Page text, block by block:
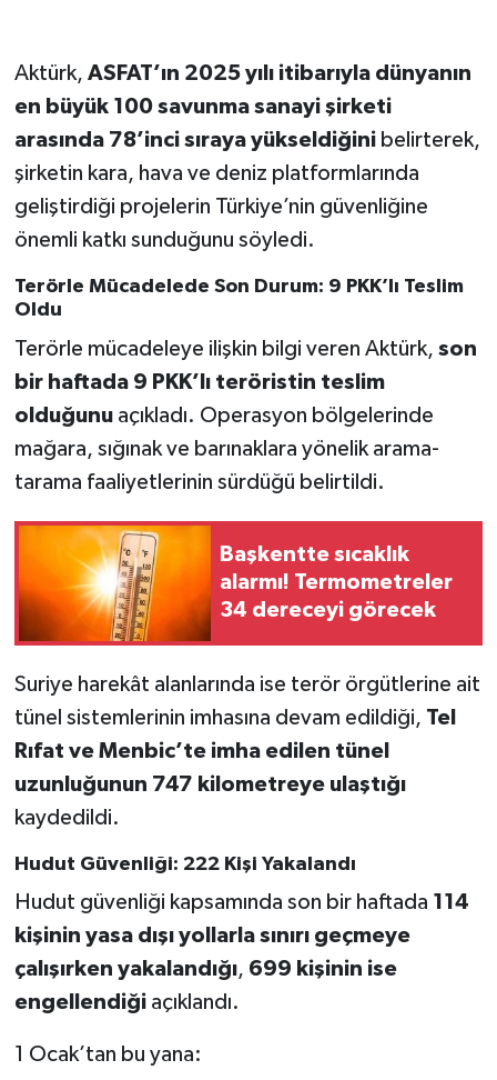
Aktürk, ASFAT’ın 2025 yılı itibarıyla dünyanın
en büyük 100 savunma sanayi şirketi
arasında 78’inci sıraya yükseldiğinibelirterek,
şirketin kara, hava ve deniz platformlarında
geliştirdiği projelerin Türkiye’nin güvenliğine
önemli katkı sunduğunu söyledi.
Terörle Mücadelede Son Durum: 9 PKK’lı Teslim
Oldu
Terörle mücadeleye ilişkin bilgi veren Aktürk, son
bir haftada 9 PKK’lı teröristin teslim
olduğunuaçıkladı. Operasyon bölgelerinde
mağara, sığınak ve barınaklara yönelik arama-
tarama faaliyetlerinin sürdüğü belirtildi.
Başkentte sıcaklık
alarmı! Termometreler
34 dereceyi görecek
Suriye harekât alanlarında ise terör örgütlerine ait
tünel sistemlerinin imhasına devam edildiği, Tel
Rıfat ve Menbic’te imha edilen tünel
uzunluğunun 747 kilometreye ulaştığı
kaydedildi.
Hudut Güvenliği: 222 Kişi Yakalandı
Hudut güvenliği kapsamında son bir haftada 114
kişinin yasa dışı yollarla sınırı geçmeye
çalışırken yakalandığı, 699 kişinin ise
engellendiğiaçıklandı.
1 Ocak’tan bu yana: